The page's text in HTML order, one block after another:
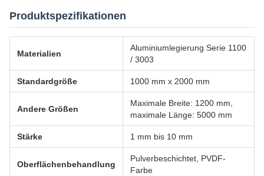
Produktspezifikationen
Materialien
Aluminiumlegierung Serie 1100
/ 3003
Standardgröße 1000 mm x 2000 mm
Andere Größen
Maximale Breite: 1200 mm,
maximale Länge: 5000 mm
Stärke 1 mm bis 10 mm
Oberflächenbehandlung
Pulverbeschichtet, PVDF-
Farbe